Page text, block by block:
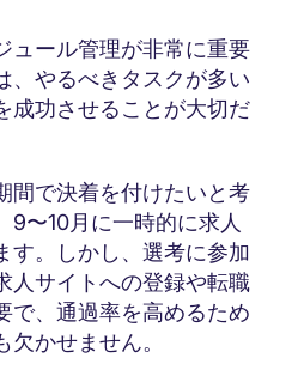
ュール管理が非常に重要
、やるべきタスクが多い
成功させることが大切だ
間で決着を付けたいと考
9〜10月に一時的に求人
す。しかし、選考に参加
人サイトへの登録や転職
で、通過率を高めるため
かせません。